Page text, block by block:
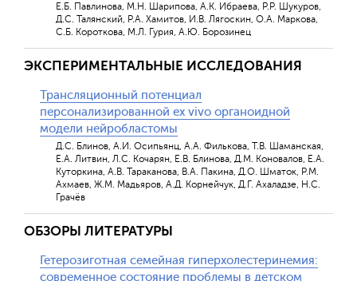
Е.Б. Павлинова, М.Н. Шарипова, А.К. Ибраева, Р.Р. Шукуров,
Д.С. Талянский, Р.А. Хамитов, И.В. Лягоскин, О.А. Маркова,
С.Б. Короткова, М.Л. Гурия, А.Ю. Борозинец
ЭКСПЕРИМЕНТАЛЬНЫЕ ИССЛЕДОВАНИЯ
Трансляционный потенциал
персонализированной ex vivo органоидной
модели нейробластомы
Д.С. Блинов, А.И. Осипьянц, А.А. Филькова, Т.В. Шаманская,
Е.А. Литвин, Л.С. Кочарян, Е.В. Блинова, Д.М. Коновалов, Е.А.
Куторкина, А.В. Тараканова, В.А. Пакина, Д.О. Шматок, Р.М.
Ахмаев, Ж.М. Мадьяров, А.Д. Корнейчук, Д.Г. Ахаладзе, Н.С.
Грачёв
ОБЗОРЫ ЛИТЕРАТУРЫ
Гетерозиготная семейная гиперхолестеринемия:
современное состояние проблемы в детском